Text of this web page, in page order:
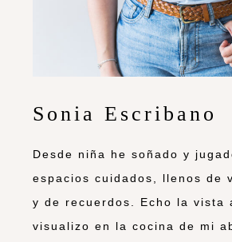
Sonia Escribano
Desde niña he soñado y
espacios cuidados, llenos de
y de recuerdos. Echo la vista
visualizo en la cocina de mi